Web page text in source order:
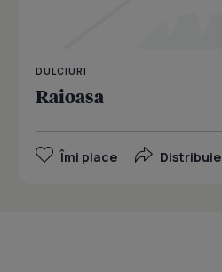
DULCIURI
Raioasa
Îmi place Distribuie